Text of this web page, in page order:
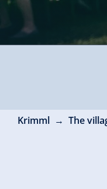
Krimml The